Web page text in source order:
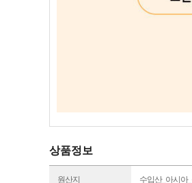
상품정보
원산지 수입산_아시아